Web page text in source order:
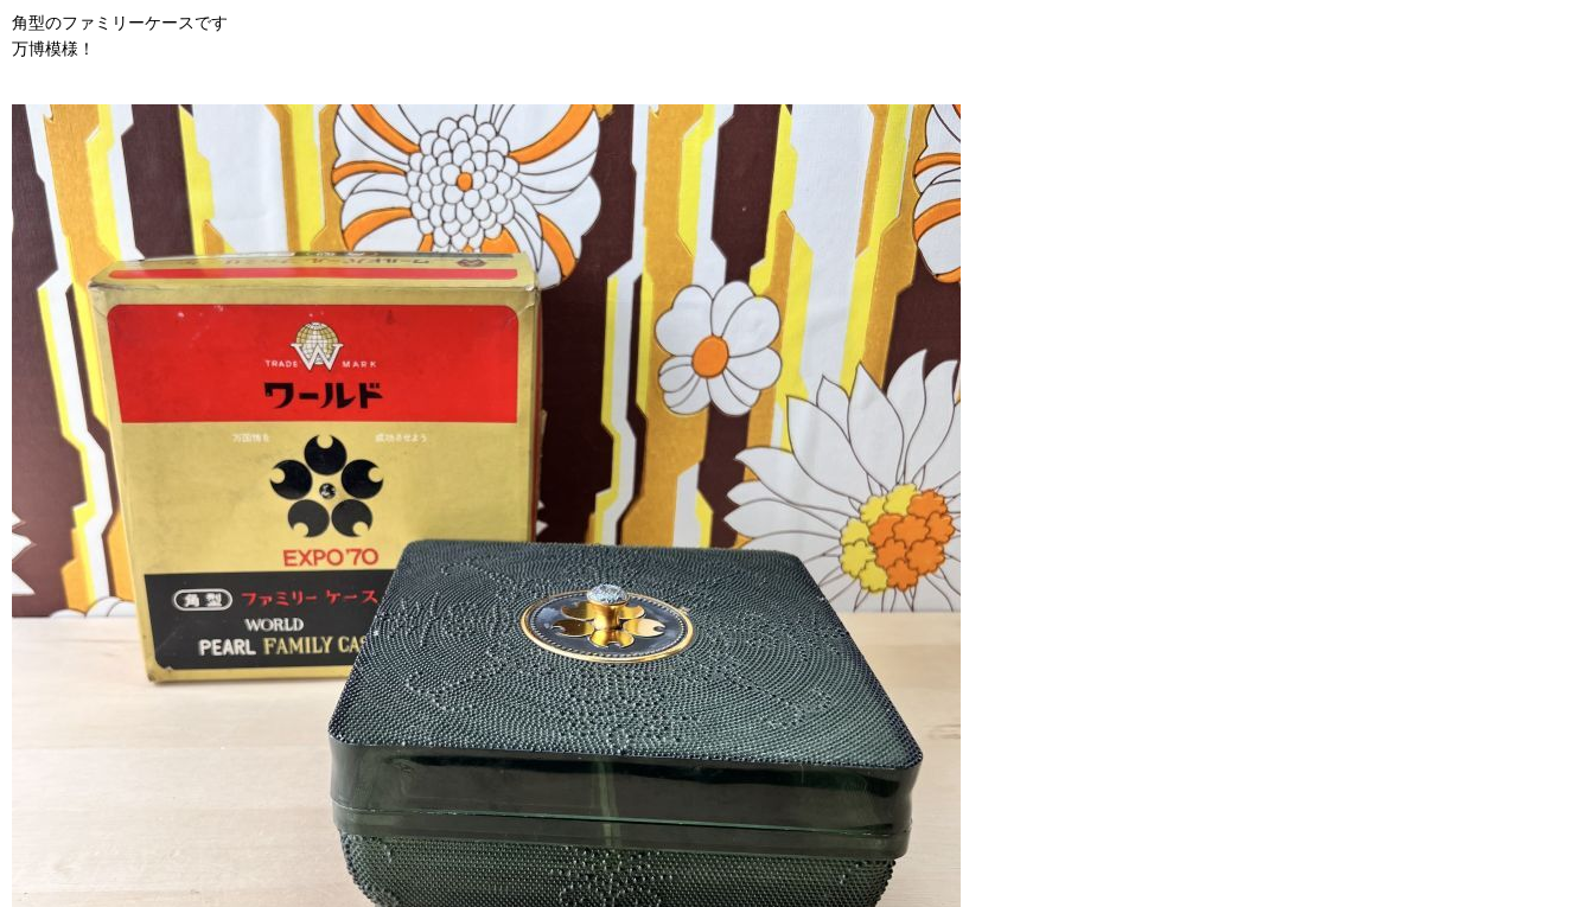
角型のファミリーケースです
万博模様！